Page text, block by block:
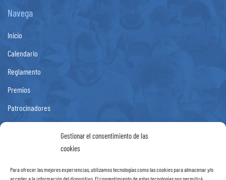
Gestionar el consentimiento de las
cookies
Para ofrecer las mejores experiencias, utilizamos tecnologías como las cookies para almacenar y/o
acceder a la información del dispositivo. El consentimiento de estas tecnologías nos permitirá
Navega
Inicio
Calendario
Reglamento
Premios
Patrocinadores